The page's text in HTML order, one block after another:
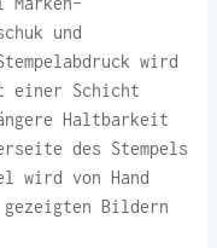
und
wird
einer Schicht
Haltbarkeit
des Stempels
wird von Hand
gezeigten Bildern